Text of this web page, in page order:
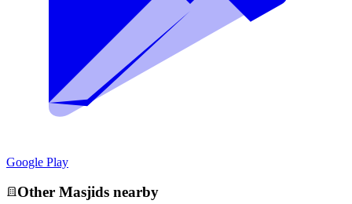
Google Play
Other Masjids nearby